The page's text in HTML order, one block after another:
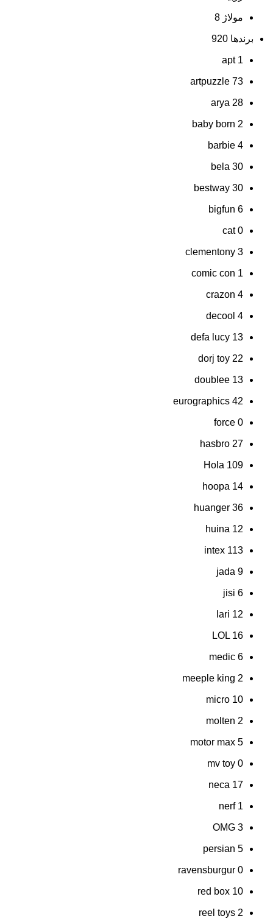
مولاژ 8
برندها 920
apt 1
artpuzzle 73
arya 28
baby born 2
barbie 4
bela 30
bestway 30
bigfun 6
cat 0
clementony 3
comic con 1
crazon 4
decool 4
defa lucy 13
dorj toy 22
doublee 13
eurographics 42
force 0
hasbro 27
Hola 109
hoopa 14
huanger 36
huina 12
intex 113
jada 9
jisi 6
lari 12
LOL 16
medic 6
meeple king 2
micro 10
molten 2
motor max 5
mv toy 0
neca 17
nerf 1
OMG 3
persian 5
ravensburgur 0
red box 10
reel toys 2